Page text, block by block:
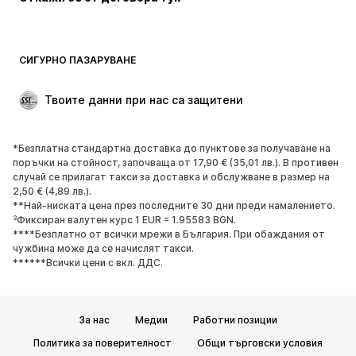
Специални Поводи
ОБУВКИ
НОВО
Популярно
Маратонки
Боти
Обувки с висок ток
Ботуши
Сандали
Ниски обувки
ЕКСКЛУЗИВНО
СИГУРНО ПАЗАРУВАНЕ
Твоите данни при нас са защитени
*Безплатна стандартна доставка до пунктове за получаване на
поръчки на стойност, започваща от 17,90 € (35,01 лв.). В противен
случай се прилагат такси за доставка и обслужване в размер на
2,50 € (4,89 лв.).
**Най-ниската цена през последните 30 дни преди намалението.
³Фиксиран валутен курс 1 EUR = 1.95583 BGN.
****Безплатно от всички мрежи в България. При обаждания от
чужбина може да се начислят такси.
******Всички цени с вкл. ДДС.
За нас Медии
Работни позиции
Политика за поверителност
Общи търговски условия